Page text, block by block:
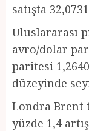
satışta
Uluslararası
avro/dolar
paritesi
düzeyinde
Londra Brent
yüzde 1,4